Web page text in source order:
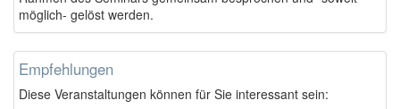
möglich- gelöst werden.
Empfehlungen
Diese Veranstaltungen können für Sie interessant sein: